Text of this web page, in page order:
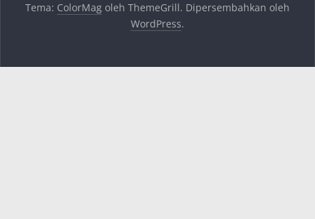
Tema: ColorMagoleh ThemeGrill. Dipersembahkan oleh
WordPress.